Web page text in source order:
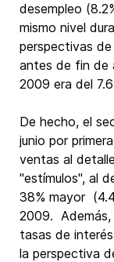
desempleo
mismo nivel
perspectivas
antes de fin de
2009 era del
De hecho, el
junio por
ventas al
"estímulos", al
38% mayor
2009. Además,
tasas de
la perspectiva